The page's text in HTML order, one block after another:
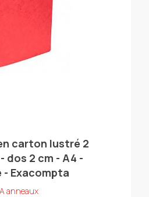
carton lustré 2
dos 2 cm - A4 -
- Exacompta
A anneaux